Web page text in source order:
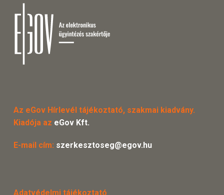
Az eGov Hírlevél tájékoztató, szakmai kiadvány.
Kiadója az eGov Kft.
E-mail cím: szerkesztoseg@egov.hu
Adatvédelmi tájékoztató